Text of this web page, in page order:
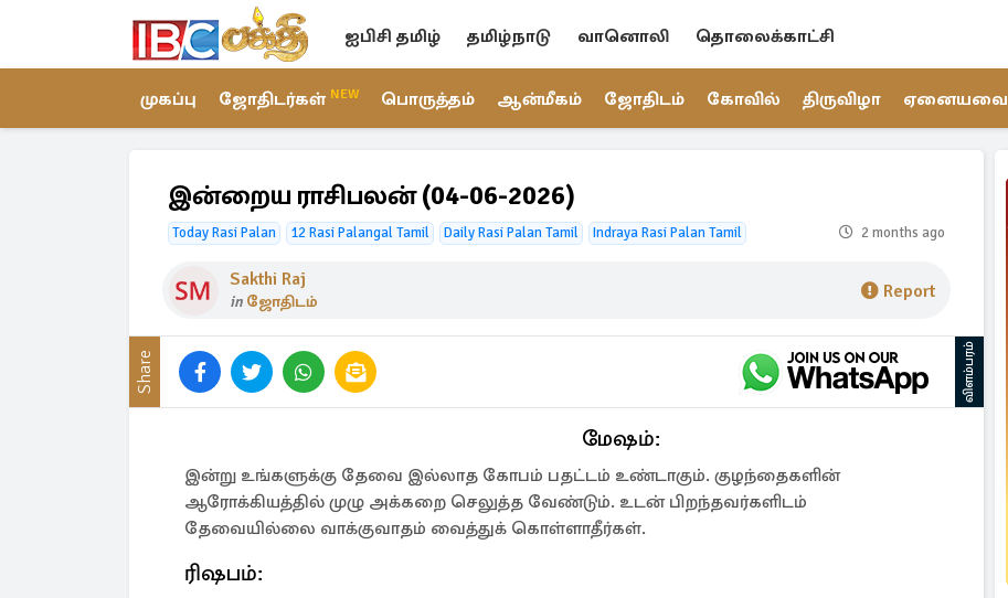
ஐபிசி தமிழ் தமிழ்நாடு வானொலி தொலைக்காட்சி
முகப்பு ஜோதிடர்கள் NEW பொருத்தம் ஆன்மீகம் ஜோதிடம் கோவில் திருவிழா ஏனையவை
இன்றைய ராசிபலன் (04-06-2026)
Today Rasi Palan 12 Rasi Palangal Tamil Daily Rasi Palan Tamil Indraya Rasi Palan Tamil 2 months ago
Sakthi Raj
in ஜோதிடம் Report
Share விளம்பரம்
மேஷம்:
இன்று உங்களுக்கு தேவை இல்லாத கோபம் பதட்டம் உண்டாகும். குழந்தைகளின்
ஆரோக்கியத்தில் முழு அக்கறை செலுத்த வேண்டும். உடன் பிறந்தவர்களிடம்
தேவையில்லை வாக்குவாதம் வைத்துக் கொள்ளாதீர்கள்.
ரிஷபம்: